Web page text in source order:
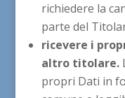
richiedere la
parte del
ricevere i
altro titolare.
propri Dati in